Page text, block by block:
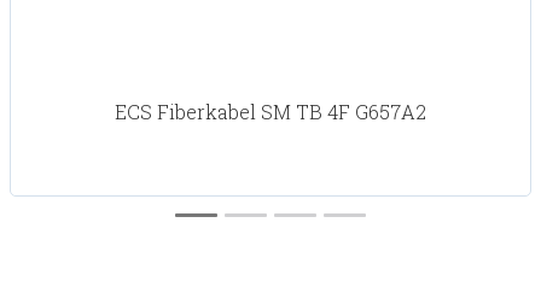
ECS Fiberkabel SM TB 4F G657A2